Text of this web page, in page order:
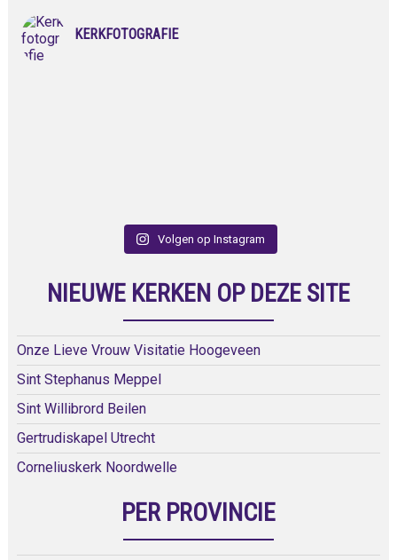
KERKFOTOGRAFIE
Volgen op Instagram
NIEUWE KERKEN OP DEZE SITE
Onze Lieve Vrouw Visitatie Hoogeveen
Sint Stephanus Meppel
Sint Willibrord Beilen
Gertrudiskapel Utrecht
Corneliuskerk Noordwelle
PER PROVINCIE